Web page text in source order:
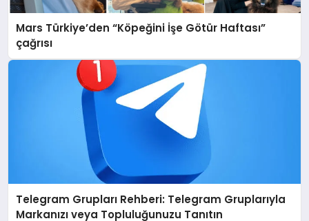
Mars Türkiye’den “Köpeğini İşe Götür Haftası”
çağrısı
Telegram Grupları Rehberi: Telegram Gruplarıyla
Markanızı veya Topluluğunuzu Tanıtın